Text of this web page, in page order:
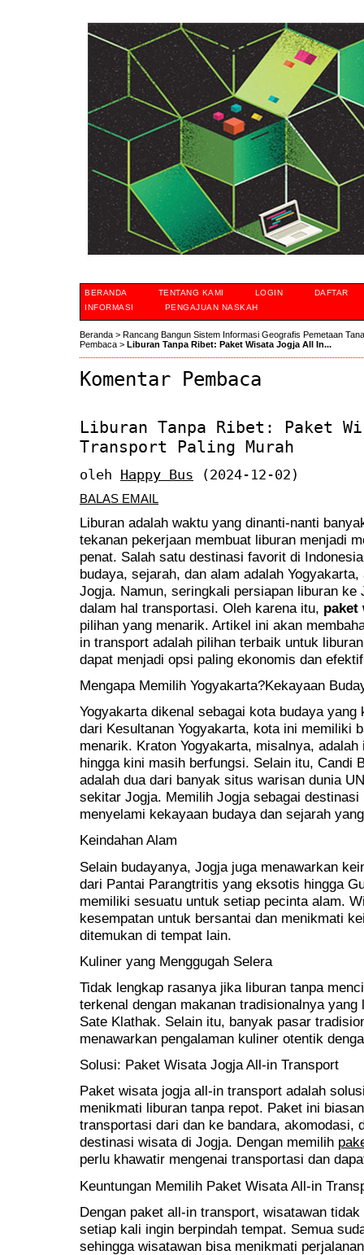
BERANDA TENTANG KAMI LOGIN
DAFTAR
INFORMASI
PENGAJUAN NASKAH
Beranda > Rancang Bangun Sistem Informasi Geografis Pemetaan
Pembaca > Liburan Tanpa Ribet: Paket Wisata Jogja All In...
Komentar Pembaca
Liburan Tanpa Ribet: Paket
Transport Paling Murah
oleh Happy Bus (2024-12-02)
BALAS EMAIL
Liburan adalah waktu yang dinanti-nanti
tekanan pekerjaan membuat liburan menjadi
penat. Salah satu destinasi favorit di
budaya, sejarah, dan alam adalah
Jogja. Namun, seringkali persiapan liburan
dalam hal transportasi. Oleh karena itu, paket
pilihan yang menarik. Artikel ini akan
in transport adalah pilihan terbaik untuk
dapat menjadi opsi paling ekonomis dan
Mengapa Memilih Yogyakarta?Kekayaan
Yogyakarta dikenal sebagai kota budaya
dari Kesultanan Yogyakarta, kota ini memiliki
menarik. Kraton Yogyakarta, misalnya,
hingga kini masih berfungsi. Selain itu, Candi
adalah dua dari banyak situs warisan dunia
sekitar Jogja. Memilih Jogja sebagai
menyelami kekayaan budaya dan sejarah
Keindahan Alam
Selain budayanya, Jogja juga menawarkan
dari Pantai Parangtritis yang eksotis hingga
memiliki sesuatu untuk setiap pecinta alam.
kesempatan untuk bersantai dan menikmati
ditemukan di tempat lain.
Kuliner yang Menggugah Selera
Tidak lengkap rasanya jika liburan tanpa
terkenal dengan makanan tradisionalnya
Sate Klathak. Selain itu, banyak pasar
menawarkan pengalaman kuliner otentik
Solusi: Paket Wisata Jogja All-in Transport
Paket wisata jogja all-in transport adalah
menikmati liburan tanpa repot. Paket ini
transportasi dari dan ke bandara, akomodasi,
destinasi wisata di Jogja. Dengan memilih
perlu khawatir mengenai transportasi dan
Keuntungan Memilih Paket Wisata All-in
Dengan paket all-in transport, wisatawan
setiap kali ingin berpindah tempat. Semua
sehingga wisatawan bisa menikmati